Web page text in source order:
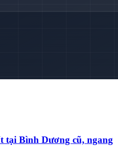
tại Bình Dương cũ, ngang